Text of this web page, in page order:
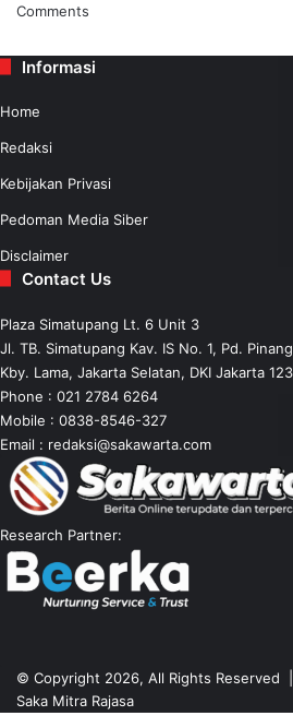
Comments
Informasi
Home
Redaksi
Kebijakan Privasi
Pedoman Media Siber
Disclaimer
Contact Us
Plaza Simatupang Lt. 6 Unit 3
Jl. TB. Simatupang Kav. IS No. 1, Pd. Pinang
Kby. Lama, Jakarta Selatan, DKI Jakarta
Phone : 021 2784 6264
Mobile : 0838-8546-327
Email : redaksi@sakawarta.com
Research Partner:
© Copyright 2026, All Rights Reserved
Saka Mitra Rajasa